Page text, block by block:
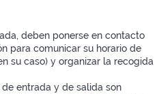
deben ponerse en contacto
para comunicar su horario de
su caso) y organizar la recogida
entrada y de salida son